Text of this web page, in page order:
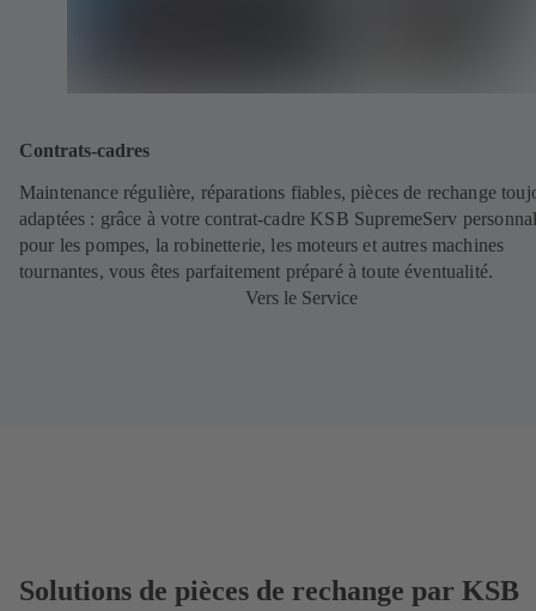
Contrats-cadres
Maintenance régulière, réparations fiables, pièces de rechange
adaptées : grâce à votre contrat-cadre KSB SupremeServ
pour les pompes, la robinetterie, les moteurs et autres machines
tournantes, vous êtes parfaitement préparé à toute éventualité.
Vers le Service
Solutions de pièces de rechange par KSB